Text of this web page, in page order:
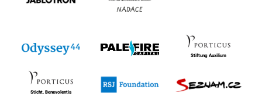
Stiftung Auxilium
Sticht. Benevolentia